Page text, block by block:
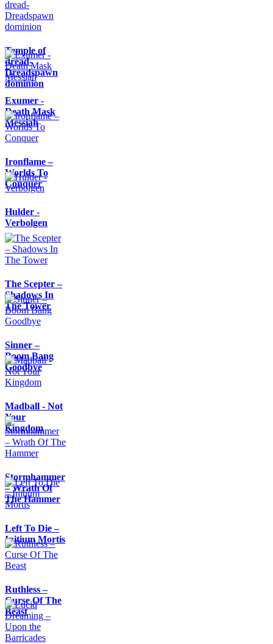
Temple of
dread-
Dreadspawn
dominion
Exumer -
Death Mask
Messiah
Ironflame –
Worlds To
Conquer
Hulder -
Verbolgen
The Scepter –
Shadows In
The Tower
Sinner –
Boom Bang
Goodbye
Madball - Not
Your
Kingdom
Stormhammer
– Wrath Of
The Hammer
Left To Die –
Initium Mortis
Ruthless –
Curse Of The
Beast